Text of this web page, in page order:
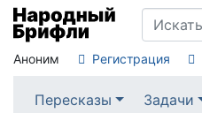
Аноним Регистрация
Пересказы Задачи